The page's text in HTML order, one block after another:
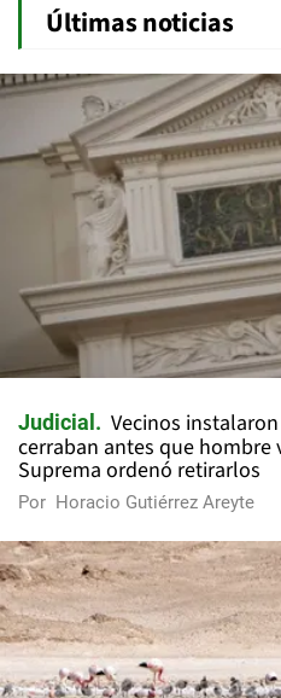
Últimas noticias
Judicial
Vecinos
cerraban antes que hombre
Suprema ordenó retirarlos
Por Horacio Gutiérrez Areyte